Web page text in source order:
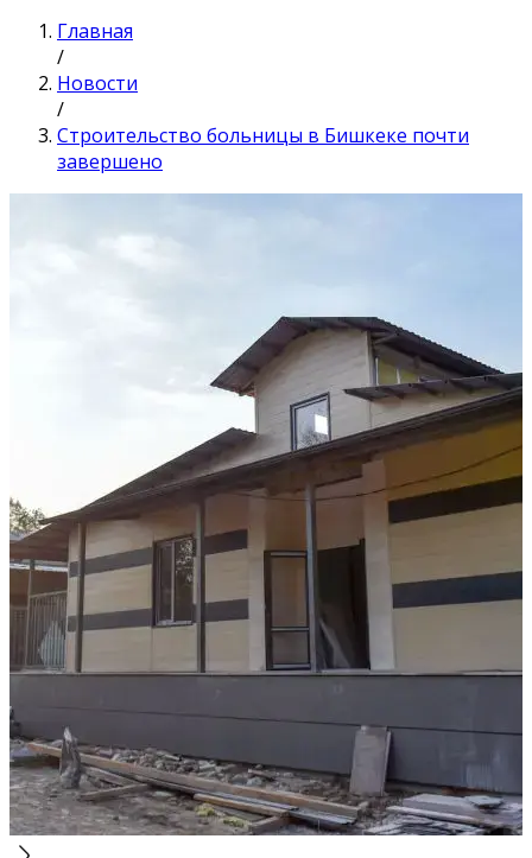
Главная
/
Новости
/
Строительство больницы в Бишкеке почти
завершено